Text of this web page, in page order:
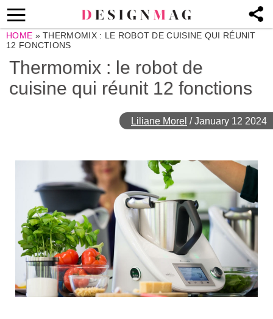
HOME »THERMOMIX : LE ROBOT DE CUISINE QUI RÉUNIT
12 FONCTIONS
Thermomix : le robot de
cuisine qui réunit 12 fonctions
Liliane Morel /January 12 2024